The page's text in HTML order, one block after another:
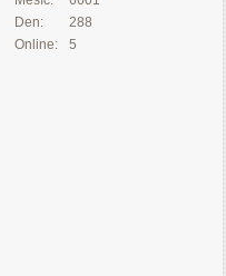
Online: 5
Den:
288